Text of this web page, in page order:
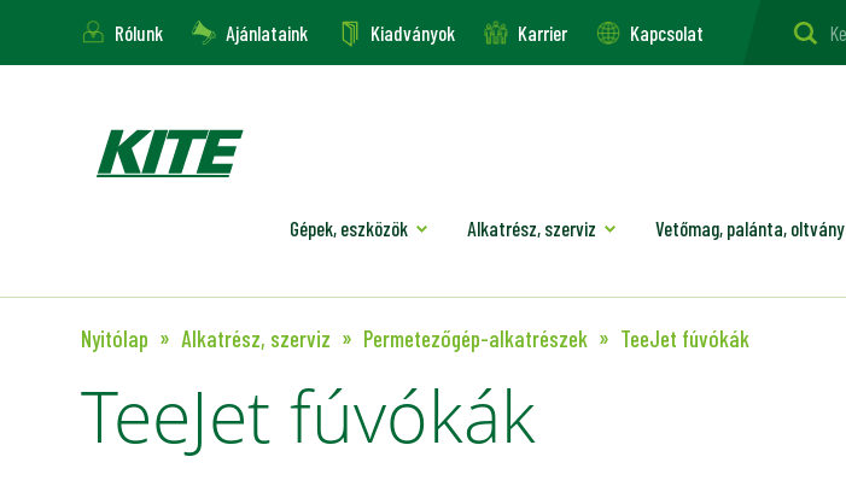
Rólunk Ajánlataink Kiadványok Karrier Kapcsolat
Gépek, eszközök Alkatrész, szerviz Vetőmag, palánta, oltvány
Nyitólap Alkatrész, szerviz Permetezőgép-alkatrészek TeeJet fúvókák
TeeJet fúvókák